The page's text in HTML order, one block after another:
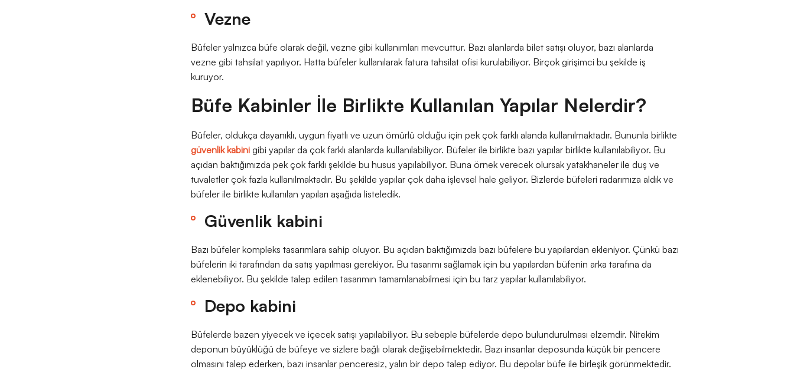
Vezne
Büfeler yalnızca büfe olarak değil, vezne gibi kullanımları mevcuttur. Bazı alanlarda bilet satışı oluyor, bazı alanlarda
vezne gibi tahsilat yapılıyor. Hatta büfeler kullanılarak fatura tahsilat ofisi kurulabiliyor. Birçok girişimci bu şekilde iş
kuruyor.
Büfe Kabinler İle Birlikte Kullanılan Yapılar Nelerdir?
Büfeler, oldukça dayanıklı, uygun fiyatlı ve uzun ömürlü olduğu için pek çok farklı alanda kullanılmaktadır. Bununla birlikte
güvenlik kabinigibi yapılar da çok farklı alanlarda kullanılabiliyor. Büfeler ile birlikte bazı yapılar birlikte kullanılabiliyor. Bu
açıdan baktığımızda pek çok farklı şekilde bu husus yapılabiliyor. Buna örnek verecek olursak yatakhaneler ile duş ve
tuvaletler çok fazla kullanılmaktadır. Bu şekilde yapılar çok daha işlevsel hale geliyor. Bizlerde büfeleri radarımıza aldık ve
büfeler ile birlikte kullanılan yapıları aşağıda listeledik.
Güvenlik kabini
Bazı büfeler kompleks tasarımlara sahip oluyor. Bu açıdan baktığımızda bazı büfelere bu yapılardan ekleniyor. Çünkü bazı
büfelerin iki tarafından da satış yapılması gerekiyor. Bu tasarımı sağlamak için bu yapılardan büfenin arka tarafına da
eklenebiliyor. Bu şekilde talep edilen tasarımın tamamlanabilmesi için bu tarz yapılar kullanılabiliyor.
Depo kabini
Büfelerde bazen yiyecek ve içecek satışı yapılabiliyor. Bu sebeple büfelerde depo bulundurulması elzemdir. Nitekim
deponun büyüklüğü de büfeye ve sizlere bağlı olarak değişebilmektedir. Bazı insanlar deposunda küçük bir pencere
olmasını talep ederken, bazı insanlar penceresiz, yalın bir depo talep ediyor. Bu depolar büfe ile birleşik görünmektedir.